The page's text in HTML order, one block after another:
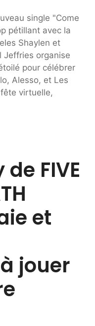
single "Come
pétillant avec la
Shaylen et
Jeffries organise
pour célébrer
Alesso, et Les
virtuelle,
FIVE
et
jouer